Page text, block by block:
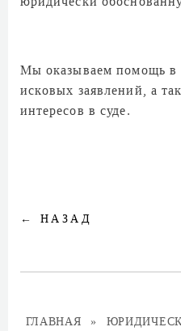
Мы оказываем помощь в
исковых заявлений, а
интересов в суде.
← НАЗАД
ГЛАВНАЯ